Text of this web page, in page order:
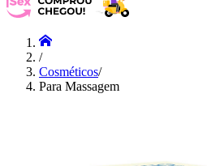
/
Cosméticos/
Para Massagem